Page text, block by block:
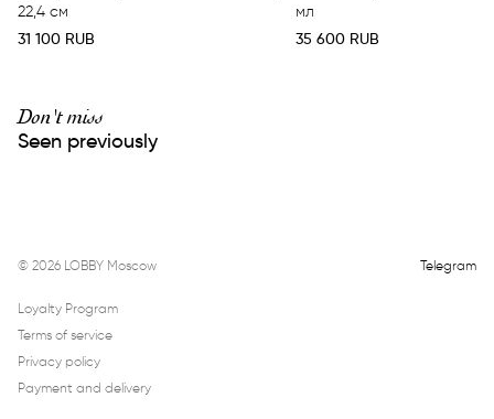
22,4 см
31 100 RUB
мл
35 600 RUB
Don't miss
Seen previously
© 2026 LOBBY Moscow Telegram
Loyalty Program
Terms of service
Privacy policy
Payment and delivery